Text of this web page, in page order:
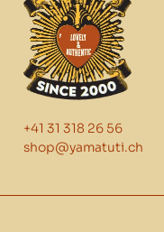
+41 31 318 26 56
shop@yamatuti.ch